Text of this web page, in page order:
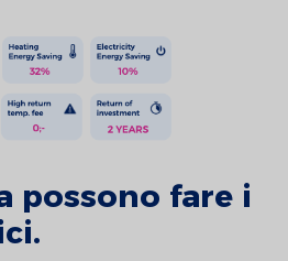
possono fare i